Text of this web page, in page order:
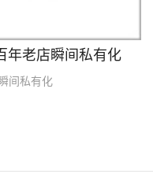
年老店瞬间私有化
间私有化